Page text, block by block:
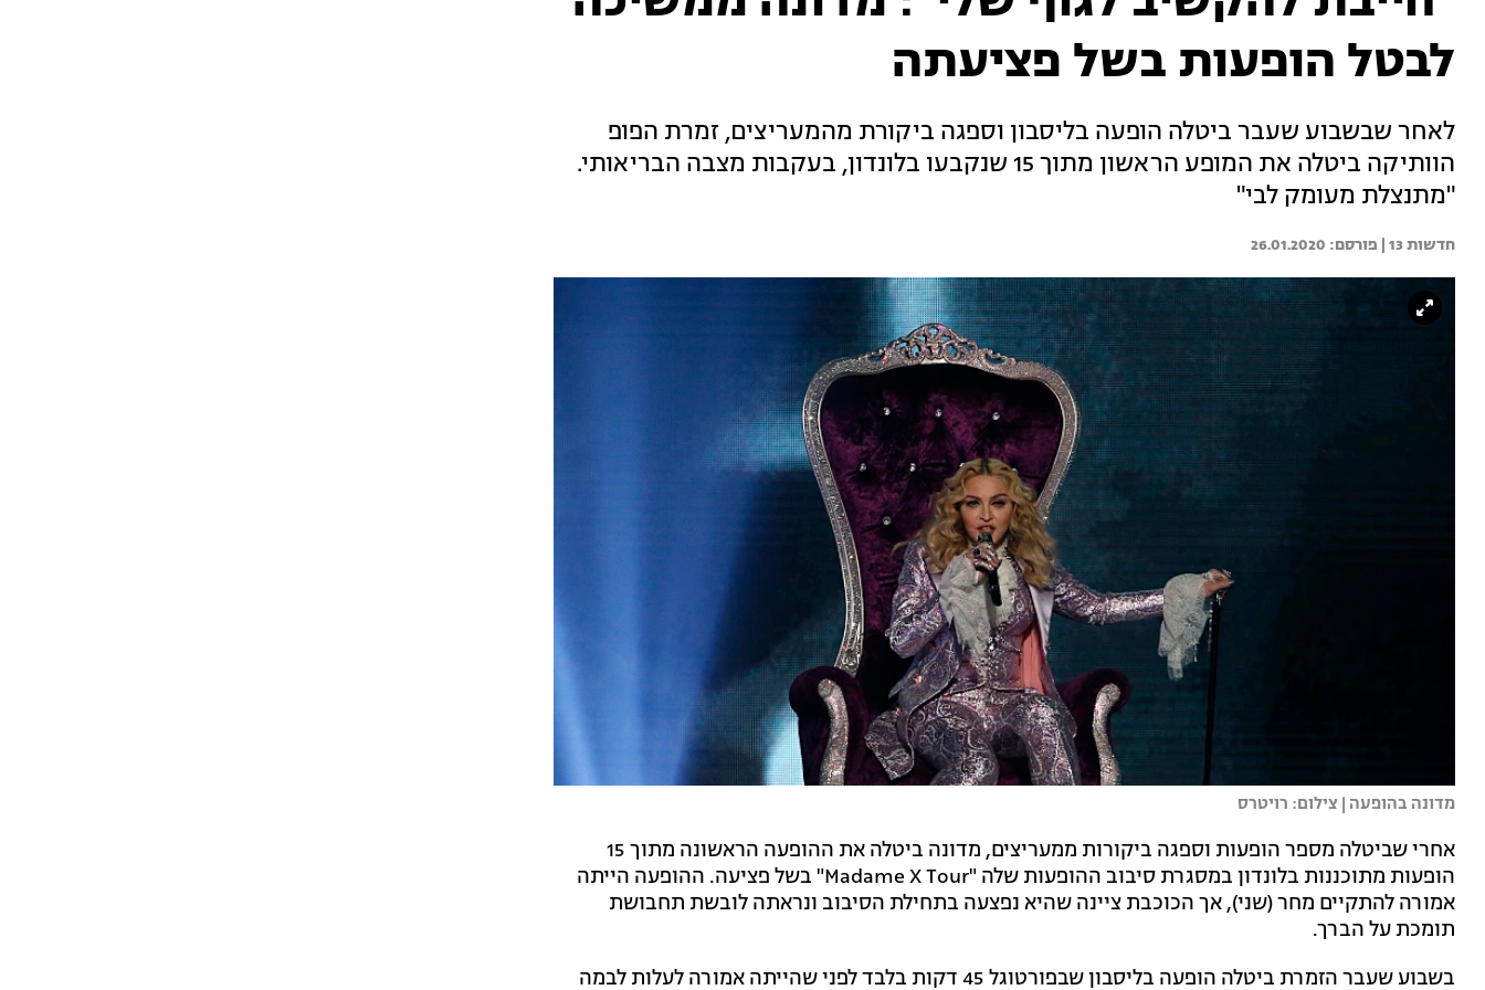
לבטל הופעות בשל פציעתה
לאחר שבשבוע שעבר ביטלה הופעה בליסבון וספגה ביקורת מהמעריצים, זמרת הפופ
הוותיקה ביטלה את המופע הראשון מתוך 15 שנקבעו בלונדון, בעקבות מצבה הבריאותי.
"מתנצלת מעומק לבי"
חדשות 13 | 26.01.2020
מדונה בהופעה | צילום: רויטרס
אחרי שביטלה מספר הופעות וספגה ביקורות ממעריצים, מדונה ביטלה את ההופעה הראשונה מתוך 15
הופעות מתוכננות בלונדון במסגרת סיבוב ההופעות שלה "Madame X Tour" בשל פציעה. ההופעה הייתה
אמורה להתקיים מחר (שני), אך הכוכבת ציינה שהיא נפצעה בתחילת הסיבוב ונראתה לובשת תחבושת
תומכת על הברך.
בשבוע שעבר הזמרת ביטלה הופעה בליסבון שבפורטוגל 45 דקות בלבד לפני שהייתה אמורה לעלות לבמה